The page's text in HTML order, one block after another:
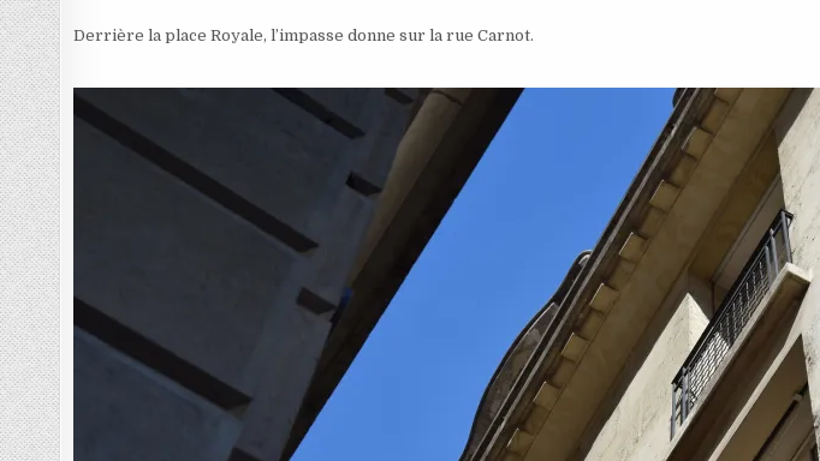
Derrière la place Royale, l’impasse donne sur la rue Carnot.